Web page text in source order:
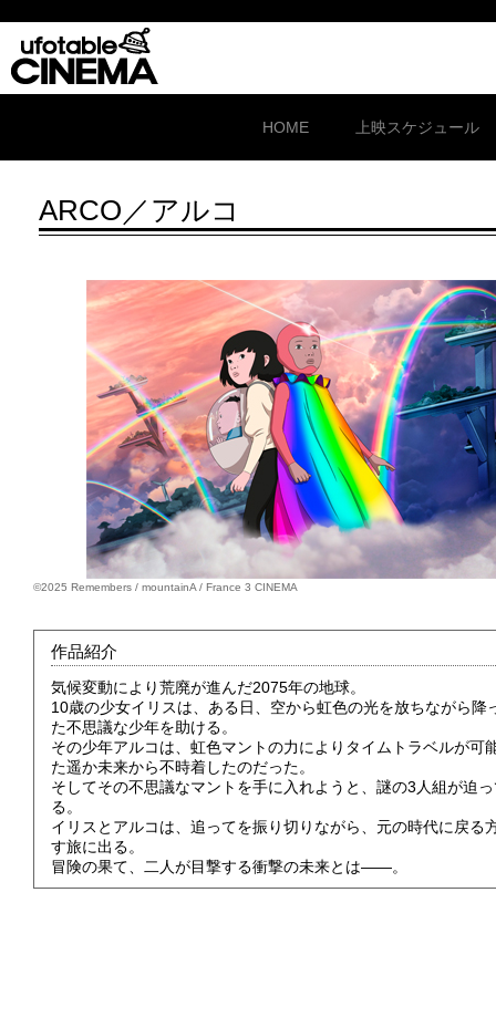
HOME 上映スケジュール
ARCO／アルコ
©2025 Remembers / mountainA / France 3 CINEMA
作品紹介
気候変動により荒廃が進んだ2075年の地球。
10歳の少女イリスは、ある日、空から虹色の光を放ちながら降
た不思議な少年を助ける。
その少年アルコは、虹色マントの力によりタイムトラベルが可
た遥か未来から不時着したのだった。
そしてその不思議なマントを手に入れようと、謎の3人組が迫
る。
イリスとアルコは、追ってを振り切りながら、元の時代に戻る
す旅に出る。
冒険の果て、二人が目撃する衝撃の未来とは――。